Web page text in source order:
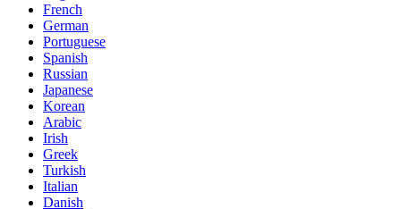
French
German
Portuguese
Spanish
Russian
Japanese
Korean
Arabic
Irish
Greek
Turkish
Italian
Danish